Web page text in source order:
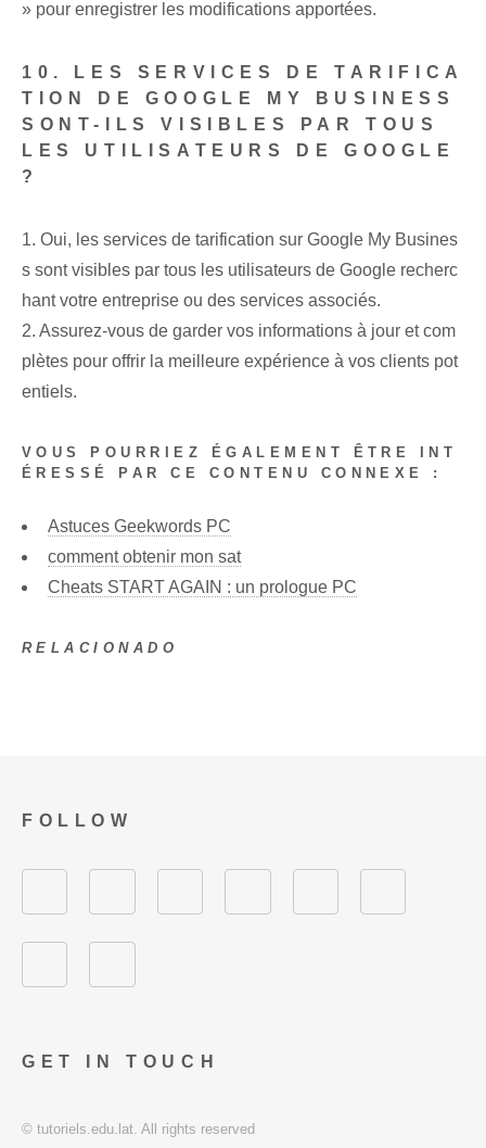
» pour enregistrer les modifications apportées.
10. LES SERVICES DE TARIFICA
TION DE GOOGLE MY BUSINESS
SONT-ILS VISIBLES PAR TOUS
LES UTILISATEURS DE GOOGLE
?
1. Oui, les services de tarification sur Google My Busines
s sont visibles par tous les utilisateurs de Google recherc
hant votre entreprise ou des services associés.
2. Assurez-vous de garder vos informations à jour et com
plètes pour offrir la meilleure expérience à vos clients pot
entiels.
VOUS POURRIEZ ÉGALEMENT ÊTRE INT
ÉRESSÉ PAR CE CONTENU CONNEXE :
Astuces Geekwords PC
comment obtenir mon sat
Cheats START AGAIN : un prologue PC
RELACIONADO
GET IN TOUCH
FOLLOW
© tutoriels.edu.lat. All rights reserved